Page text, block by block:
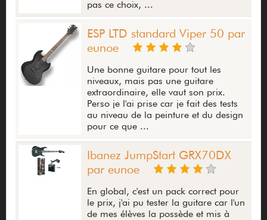
pas ce choix, ...
ESP LTD standard Viper 50 par
eunoe
Une bonne guitare pour tout les
niveaux, mais pas une guitare
extraordinaire, elle vaut son prix.
Perso je l'ai prise car je fait des tests
au niveau de la peinture et du design
pour ce que ...
Ibanez JumpStart GRX70DX
par eunoe
En global, c'est un pack correct pour
le prix, j'ai pu tester la guitare car l'un
de mes élèves la possède et mis à